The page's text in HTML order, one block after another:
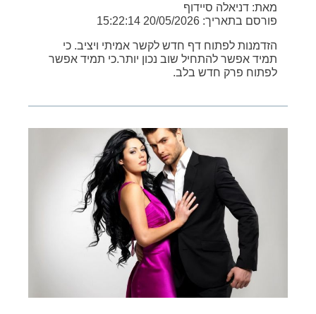
מאת: דניאלה סיידוף
פורסם בתאריך: 20/05/2026 15:22:14
הזדמנות לפתוח דף חדש לקשר אמיתי ויציב. כי
תמיד אפשר להתחיל שוב נכון יותר.כי תמיד אפשר
לפתוח פרק חדש בלב.